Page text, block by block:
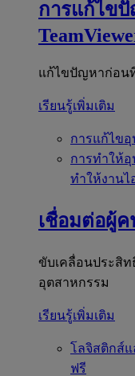
การแก้ไข
แก้ไขปัญหาก่อน
เรียนรู้เพิ่มเติม
การแก้ไข
การทำให้
ทำให้งาน
เชื่อมต่อผู้ค
ขับเคลื่อนประสิท
อุตสาหกรรม
เรียนรู้เพิ่มเติม
โลจิสติกส์
ฟรี